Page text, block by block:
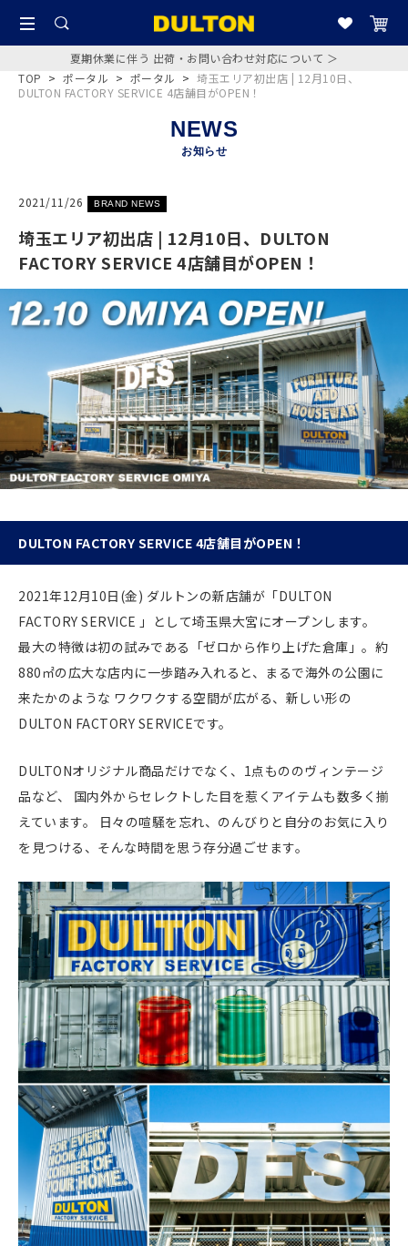
夏期休業に伴う 出荷・お問い合わせ対応について ＞
TOP > ポータル > ポータル > 埼玉エリア初出店 | 12月10日、
DULTON FACTORY SERVICE 4店舗目がOPEN！
NEWS
お知らせ
2021/11/26 BRAND NEWS
埼玉エリア初出店 | 12月10日、DULTON
FACTORY SERVICE 4店舗目がOPEN！
DULTON FACTORY SERVICE 4店舗目がOPEN！
2021年12月10日(金) ダルトンの新店舗が「DULTON
FACTORY SERVICE 」として埼玉県大宮にオープンします。
最大の特徴は初の試みである「ゼロから作り上げた倉庫」。約
880㎡の広大な店内に一歩踏み入れると、まるで海外の公園に
来たかのような ワクワクする空間が広がる、新しい形の
DULTON FACTORY SERVICEです。
DULTONオリジナル商品だけでなく、1点もののヴィンテージ
品など、 国内外からセレクトした目を惹くアイテムも数多く揃
えています。 日々の喧騒を忘れ、のんびりと自分のお気に入り
を見つける、そんな時間を思う存分過ごせます。